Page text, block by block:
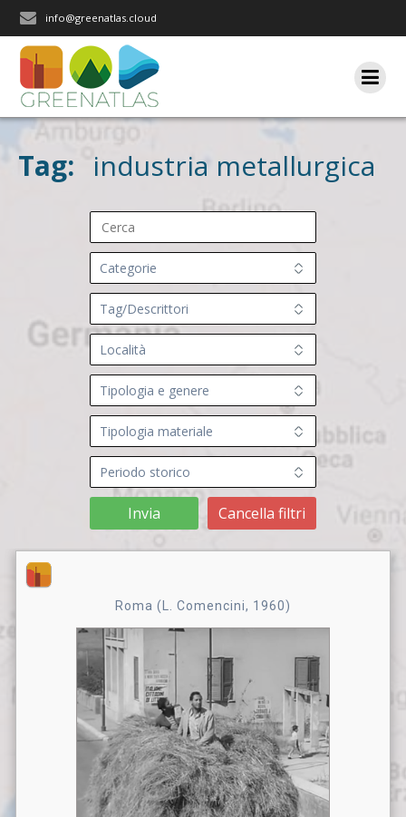
info@greenatlas.cloud
Tag: industria metallurgica
Invia Cancella filtri
Roma (L. Comencini, 1960)